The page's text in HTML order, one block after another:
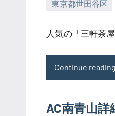
東京都世田谷区
SEZIMO
人気の「三軒茶
Continue reading
AC南青山詳